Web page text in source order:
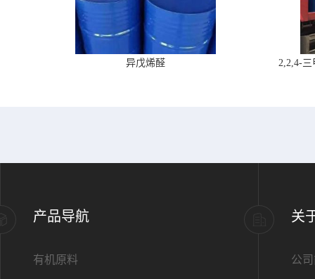
异戊烯醛 2,2,4-
产品导航
有机原料
关
公